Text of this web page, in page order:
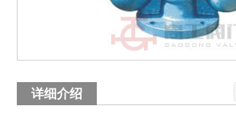
详细介绍